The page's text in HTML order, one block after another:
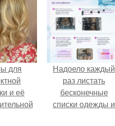
для
и её
Надоело каждый
раз листать
бесконечные
списки одежды и